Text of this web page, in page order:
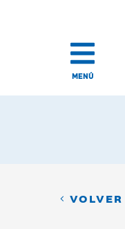
MENÚ
VOLVER